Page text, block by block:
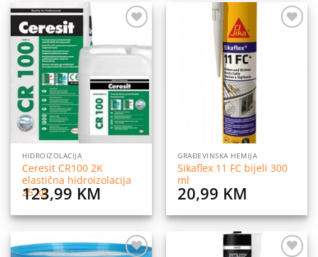
na
listu
HIDROIZOLACIJA
Ceresit CR100 2K
elastična hidroizolacija
25 kg
123,99 KM
GRAĐEVINSKA HEMIJA
Sikaflex 11 FC bijeli 300
ml
20,99 KM